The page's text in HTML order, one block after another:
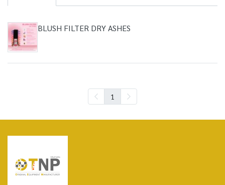
BLUSH FILTER DRY ASHES
1